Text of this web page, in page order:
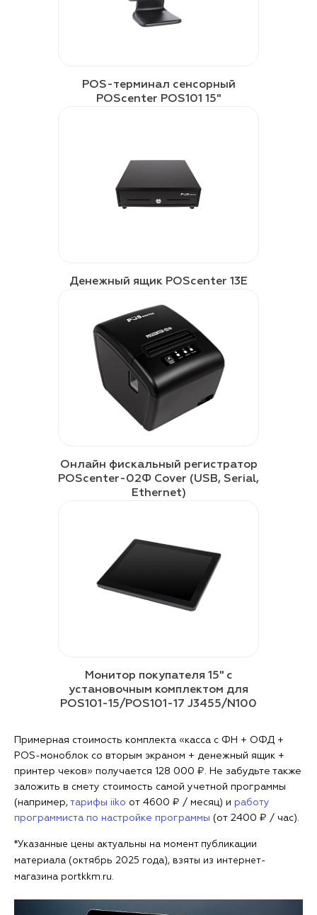
POS-терминал сенсорный
POScenter POS101 15"
Денежный ящик POScenter 13E
Онлайн фискальный регистратор
POScenter-02Ф Cover (USB, Serial,
Ethernet)
Монитор покупателя 15" с
установочным комплектом для
POS101-15/POS101-17 J3455/N100
Примерная стоимость комплекта «касса с ФН + ОФД +
POS-моноблок со вторым экраном + денежный ящик +
принтер чеков» получается 128 000 ₽. Не забудьте также
заложить в смету стоимость самой учетной программы
(например, тарифы iiko от 4600 ₽ / месяц) и работу
программиста по настройке программы (от 2400 ₽ / час).
*Указанные цены актуальны на момент публикации
материала (октябрь 2025 года), взяты из интернет-
магазина portkkm.ru.